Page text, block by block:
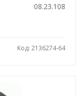
08.23.108
Код: 2136274-64